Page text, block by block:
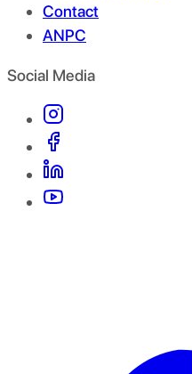
Contact
ANPC
Social Media